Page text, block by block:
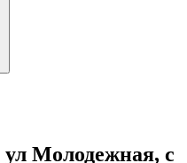
Молодежная, с